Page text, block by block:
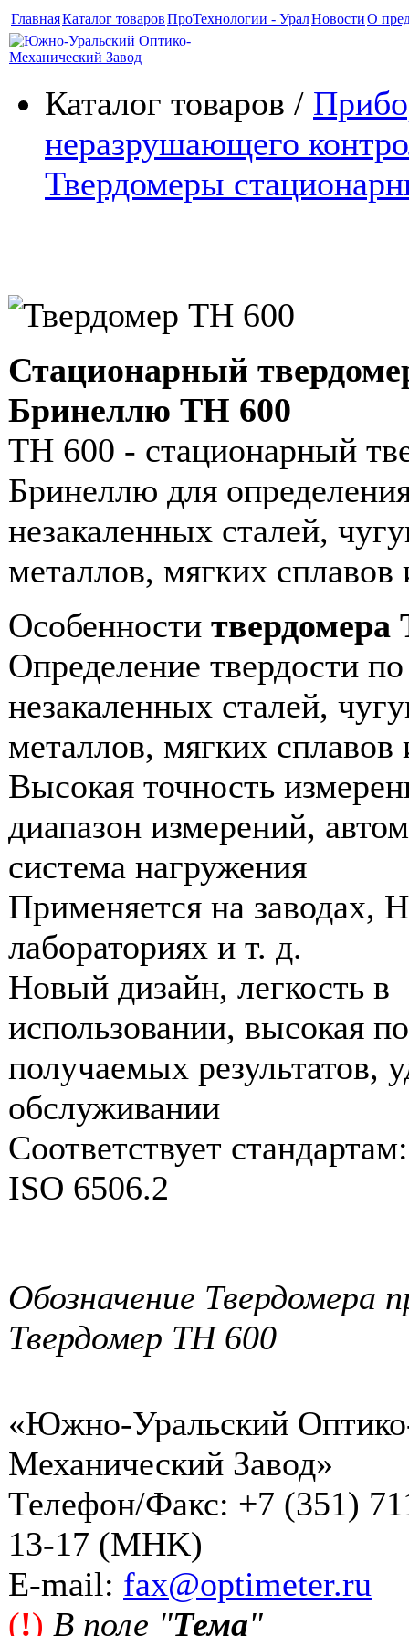
ГлавнаяКаталог товаровПроТехнологии - УралНовостиО
Каталог товаров /
неразрушающего
Твердомеры
Стационарный
Бринеллю TH 600
TH 600 - стационарный
Бринеллю для
незакаленных сталей,
металлов, мягких сплавов
Особенности твердомера
Определение твердости
незакаленных сталей,
металлов, мягких сплавов
Высокая точность
диапазон измерений,
система нагружения
Применяется на заводах,
лабораториях и т. д.
Новый дизайн, легкость в
использовании, высокая
получаемых результатов,
обслуживании
Соответствует
ISO 6506.2
Обозначение Твердомера
Твердомер TH 600
«Южно-Уральский
Механический Завод»
Телефон/Факс: +7 (351)
13-17 (MHK)
Е-mail: fax@optimeter.ru
(!) В поле "Тема"